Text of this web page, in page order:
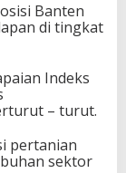
Banten
di tingkat
Indeks
– turut.
pertanian
sektor